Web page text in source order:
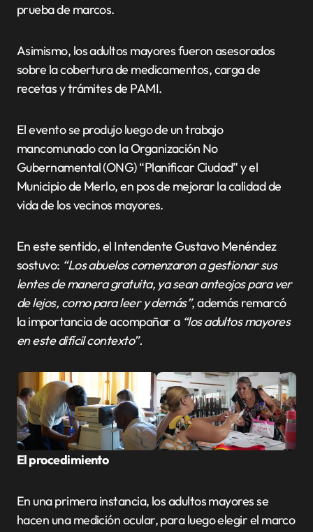
prueba de marcos.
Asimismo, los adultos mayores fueron asesorados
sobre la cobertura de medicamentos, carga de
recetas y trámites de PAMI.
El evento se produjo luego de un trabajo
mancomunado con la Organización No
Gubernamental (ONG) “Planificar Ciudad” y el
Municipio de Merlo, en pos de mejorar la calidad de
vida de los vecinos mayores.
En este sentido, el Intendente Gustavo Menéndez
sostuvo: “Los abuelos comenzaron a gestionar sus
lentes de manera gratuita, ya sean anteojos para ver
de lejos, como para leer y demás”, además remarcó
la importancia de acompañar a “los adultos mayores
en este difícil contexto”.
El procedimiento
En una primera instancia, los adultos mayores se
hacen una medición ocular, para luego elegir el marco